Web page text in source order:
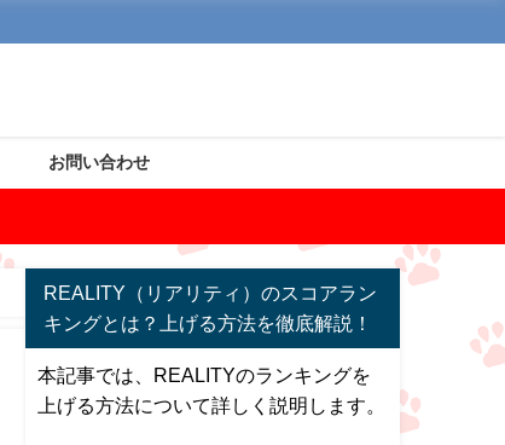
お問い合わせ
REALITY（リアリティ）のスコアラン
キングとは？上げる方法を徹底解説！
本記事では、REALITYのランキングを
上げる方法について詳しく説明します。